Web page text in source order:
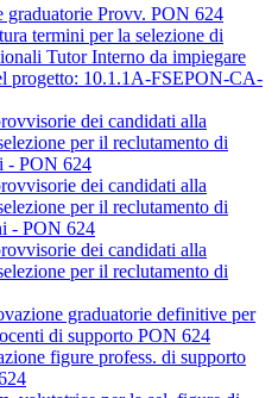
graduatorie Provv. PON 624
termini per la selezione di
Tutor Interno da impiegare
progetto: 10.1.1A-FSEPON-CA-
dei candidati alla
per il reclutamento di
- PON 624
dei candidati alla
per il reclutamento di
- PON 624
dei candidati alla
per il reclutamento di
graduatorie definitive per
di supporto PON 624
figure profess. di supporto